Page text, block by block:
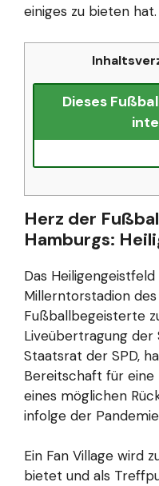
einiges zu bieten hat.
Dieses
Herz der
Hamburgs:
Das
Millerntorstadion
Fußballbegeisterte
Liveübertragung der
Staatsrat der SPD,
Bereitschaft für
eines möglichen
infolge der
Ein Fan Village wird
bietet und als